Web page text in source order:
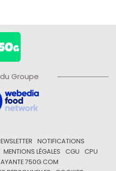
Groupe
NOTIFICATIONS
MENTIONS LÉGALES CGU
CPU
750G.COM